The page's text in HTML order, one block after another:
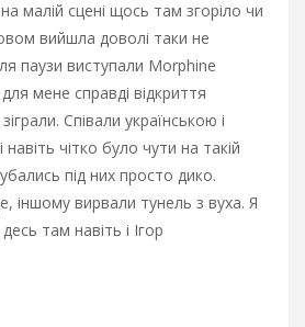
малій сцені щось там згоріло чи
вийшла доволі таки не
паузи виступали Morphine
мене справді відкриття
Співали українською і
чітко було чути на такій
під них просто дико.
іншому вирвали тунель з вуха. Я
там навіть і Ігор